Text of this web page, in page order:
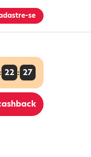
se
: 22 : 26